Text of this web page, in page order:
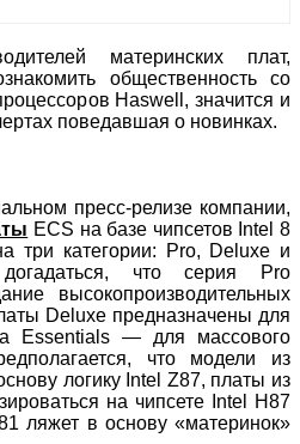
материнских плат,
общественность со
Haswell, значится и
поведавшая о новинках.
пресс-релизе компании,
ECS на базе чипсетов Intel 8
три категории: Pro, Deluxe и
что серия Pro
высокопроизводительных
Deluxe предназначены для
Essentials — для массового
что модели из
логику Intel Z87, платы из
на чипсете Intel H87
ляжет в основу «материнок»